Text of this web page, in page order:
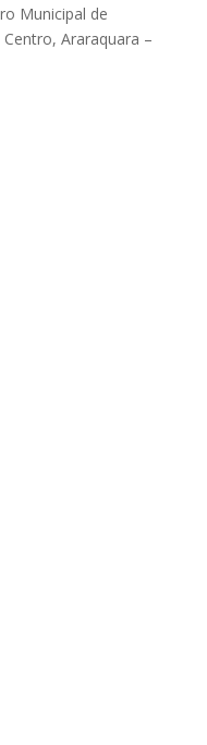
Municipal de
Araraquara –